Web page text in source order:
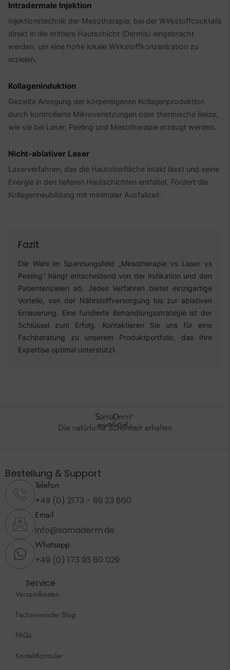
Intradermale Injektion
Injektionstechnik der Mesotherapie, bei der Wirkstoffcocktails
direkt in die mittlere Hautschicht (Dermis) eingebracht
werden, um eine hohe lokale Wirkstoffkonzentration zu
erzielen.
Kollageninduktion
Gezielte Anregung der körpereigenen Kollagenproduktion
durch kontrollierte Mikroverletzungen oder thermische Reize,
wie sie bei Laser, Peeling und Mesotherapie erzeugt werden.
Nicht-ablativer Laser
Laserverfahren, das die Hautoberfläche intakt lässt und seine
Energie in den tieferen Hautschichten entfaltet. Fördert die
Kollagenneubildung mit minimaler Ausfallzeit.
Fazit
Die Wahl im Spannungsfeld „Mesotherapie vs Laser vs
Peeling“ hängt entscheidend von der Indikation und den
Patientenzielen ab. Jedes Verfahren bietet einzigartige
Vorteile, von der Nährstoffversorgung bis zur ablativen
Erneuerung. Eine fundierte Behandlungsstrategie ist der
Schlüssel zum Erfolg. Kontaktieren Sie uns für eine
Fachberatung zu unserem Produktportfolio, das Ihre
Expertise optimal unterstützt.
Die natürliche Schönheit erhalten
Bestellung & Support
Telefon
+49 (0) 2173 - 89 23 860
Email
info@samaderm.de
Whatsapp
+49 (0) 173 93 60 029
Service
Versandkosten
Fachanwender Blog
FAQs
Kontaktformular